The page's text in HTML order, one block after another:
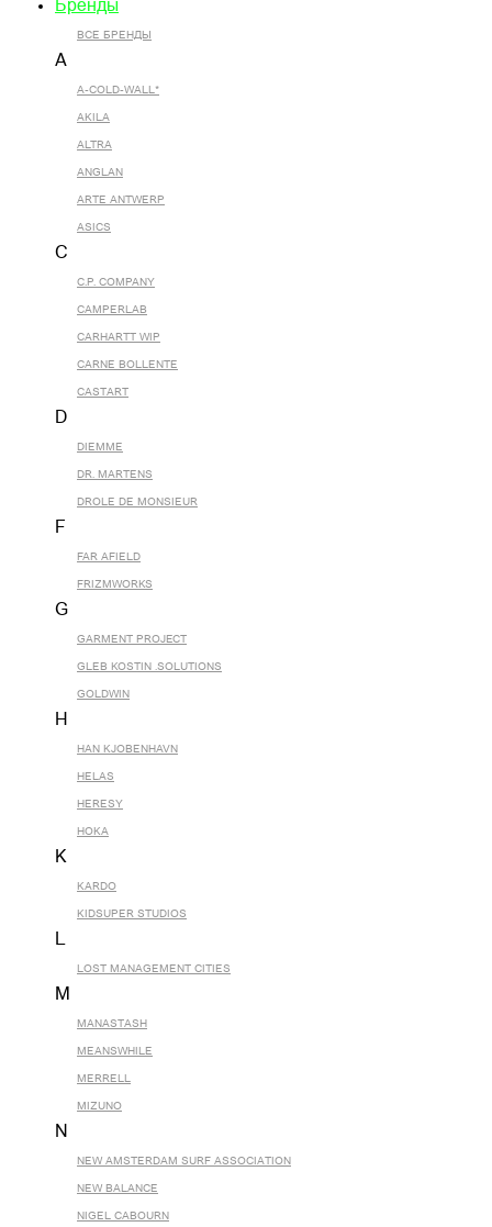
Бренды
ВСЕ БРЕНДЫ
A
A-COLD-WALL*
AKILA
ALTRA
ANGLAN
ARTE ANTWERP
ASICS
C
C.P. COMPANY
CAMPERLAB
CARHARTT WIP
CARNE BOLLENTE
CASTART
D
DIEMME
DR. MARTENS
DROLE DE MONSIEUR
F
FAR AFIELD
FRIZMWORKS
G
GARMENT PROJECT
GLEB KOSTIN .SOLUTIONS
GOLDWIN
H
HAN KJOBENHAVN
HELAS
HERESY
HOKA
K
KARDO
KIDSUPER STUDIOS
L
LOST MANAGEMENT CITIES
M
MANASTASH
MEANSWHILE
MERRELL
MIZUNO
N
NEW AMSTERDAM SURF ASSOCIATION
NEW BALANCE
NIGEL CABOURN